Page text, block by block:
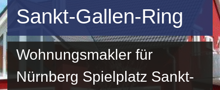
Sankt-Gallen-Ring
Wohnungsmakler für
Nürnberg Spielplatz Sankt-